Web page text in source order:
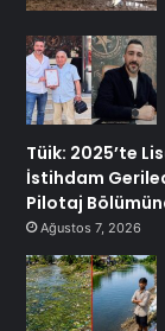
Tüik: 2025’te
İstihdam
Pilotaj
Ağustos 7, 2026